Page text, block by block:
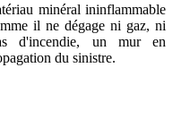
minéral ininflammable
il ne dégage ni gaz, ni
d'incendie, un mur en
du sinistre.